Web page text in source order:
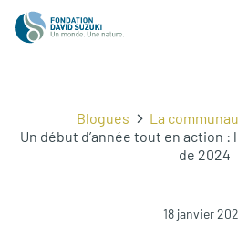
Blogues
La
Un début d’année tout en action
de 2024
18 janvier